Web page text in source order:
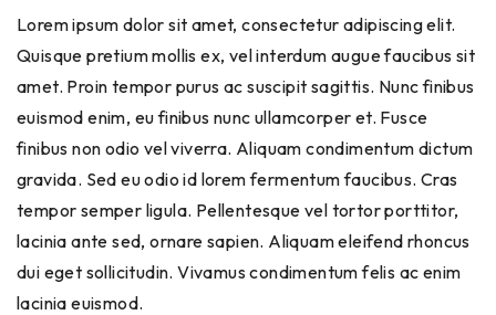
Lorem ipsum dolor sit amet, consectetur adipiscing elit.
Quisque pretium mollis ex, vel interdum augue faucibus sit
amet. Proin tempor purus ac suscipit sagittis. Nunc finibus
euismod enim, eu finibus nunc ullamcorper et. Fusce
finibus non odio vel viverra. Aliquam condimentum dictum
gravida. Sed eu odio id lorem fermentum faucibus. Cras
tempor semper ligula. Pellentesque vel tortor porttitor,
lacinia ante sed, ornare sapien. Aliquam eleifend rhoncus
dui eget sollicitudin. Vivamus condimentum felis ac enim
lacinia euismod.